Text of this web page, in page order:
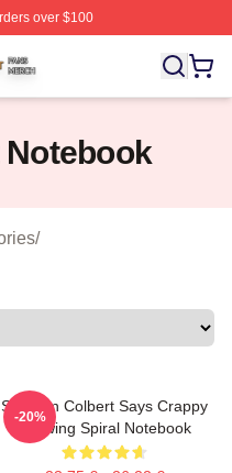
over $100
Licensed Stephen
/
Stephen Colbert Says Crappy
Drawing Spiral Notebook
-20%